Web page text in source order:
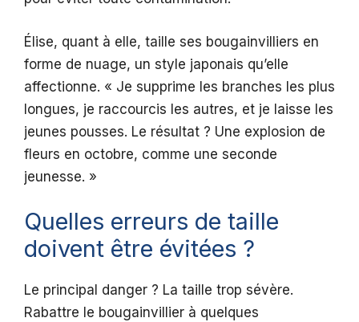
Élise, quant à elle, taille ses bougainvilliers en
forme de nuage, un style japonais qu’elle
affectionne. « Je supprime les branches les plus
longues, je raccourcis les autres, et je laisse les
jeunes pousses. Le résultat ? Une explosion de
fleurs en octobre, comme une seconde
jeunesse. »
Quelles erreurs de taille
doivent être évitées ?
Le principal danger ? La taille trop sévère.
Rabattre le bougainvillier à quelques